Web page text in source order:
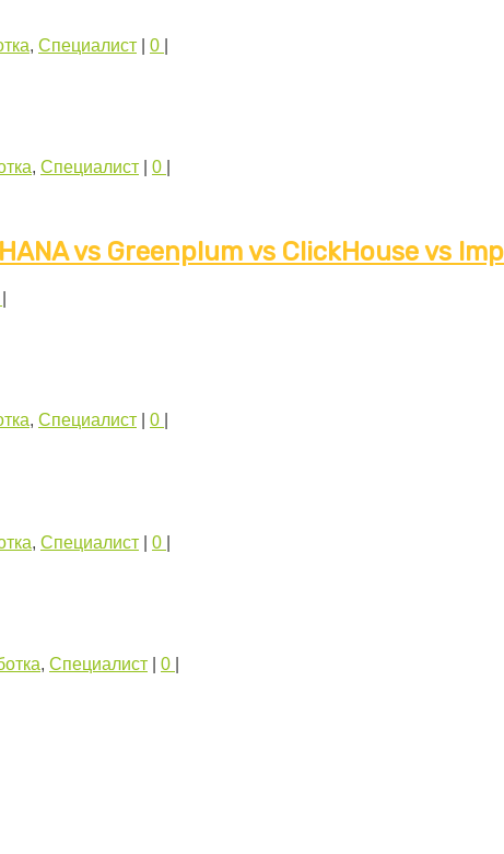
, Специалист 0
, Специалист 0
vs Greenplum vs ClickHouse vs
, Специалист 0
, Специалист 0
, Специалист 0